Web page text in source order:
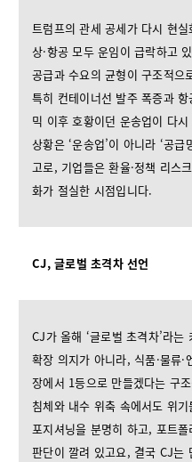
트럼프의 관세 공세가 다시 현
상·항공 모두 운임이 급락하고
공급과 수요의 균형이 구조적으
특히 컨테이너선 발주 폭증과
믹 이후 호황이던 운송업이 다
상황은 ‘운송업’이 아니라 ‘공
고로, 기업들은 환율·정책 리스
화가 절실한 시점입니다.
CJ, 글로벌 초격차 선언
CJ가 올해 ‘글로벌 초격차’라
확장 의지가 아니라, 식품·물류
장에서 1등으로 만들겠다는 구
침체와 내수 위축 속에서도 위
포지셔닝을 분명히 하고, 포트
판단이 깔려 있고요, 결국 CJ는